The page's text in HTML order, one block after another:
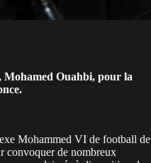
Mohamed Ouahbi, pour la
Mohammed VI de football de
convoquer de nombreux